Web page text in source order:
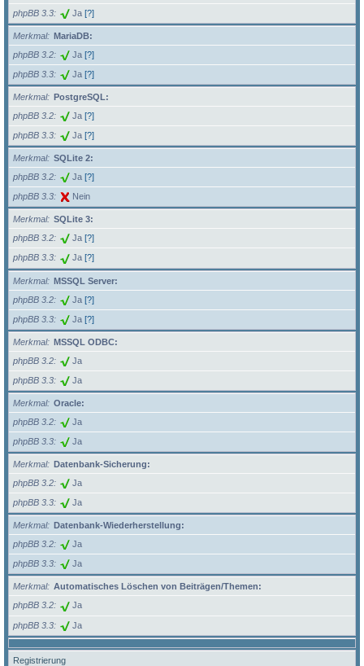
phpBB 3.3 Ja [?]
Merkmal
MariaDB:
phpBB 3.2
Ja [?]
phpBB 3.3 Ja [?]
Merkmal
PostgreSQL:
phpBB 3.2
Ja [?]
phpBB 3.3 Ja [?]
Merkmal
SQLite 2:
phpBB 3.2
Ja [?]
phpBB 3.3 Nein
Merkmal
SQLite 3:
phpBB 3.2
Ja [?]
phpBB 3.3 Ja [?]
Merkmal
MSSQL Server:
phpBB 3.2
Ja [?]
phpBB 3.3 Ja [?]
Merkmal
MSSQL ODBC:
phpBB 3.2
Ja
phpBB 3.3 Ja
Merkmal
Oracle:
phpBB 3.2
Ja
phpBB 3.3 Ja
Merkmal
Datenbank-Sicherung:
phpBB 3.2
Ja
phpBB 3.3 Ja
Merkmal
Datenbank-Wiederherstellung:
phpBB 3.2
Ja
phpBB 3.3 Ja
Merkmal
Automatisches Löschen von Beiträgen/Themen:
phpBB 3.2
Ja
phpBB 3.3 Ja
Registrierung